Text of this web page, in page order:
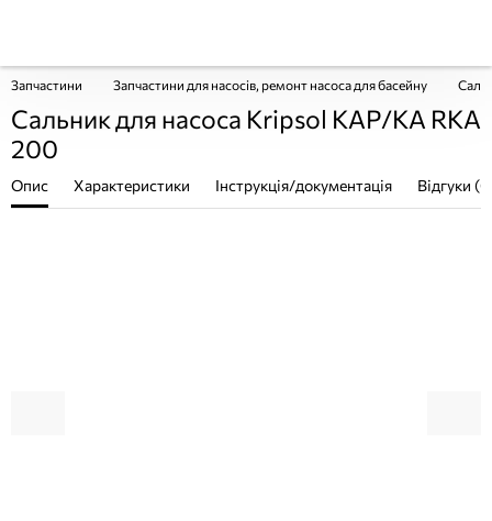
Запчастини Запчастини для насосів, ремонт насоса для басейну
Сальник для насоса Kripsol KAP/KA RKA
200
Опис Характеристики Інструкція/документація Відгуки